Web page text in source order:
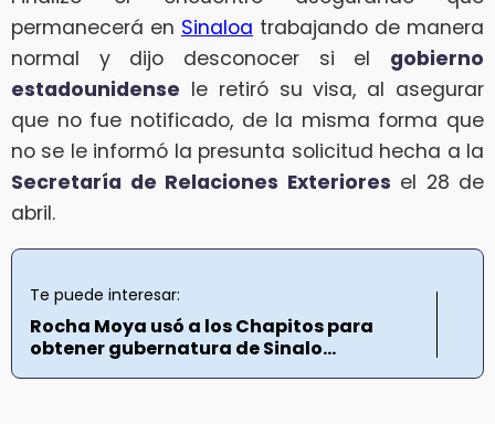
permanecerá en Sinaloa trabajando de manera
normal y dijo desconocer si el gobierno
estadounidense le retiró su visa, al asegurar
que no fue notificado, de la misma forma que
no se le informó la presunta solicitud hecha a la
Secretaría de Relaciones Exteriores el 28 de
abril.
Te puede interesar:
Rocha Moya usó a los Chapitos para
obtener gubernatura de Sinalo...